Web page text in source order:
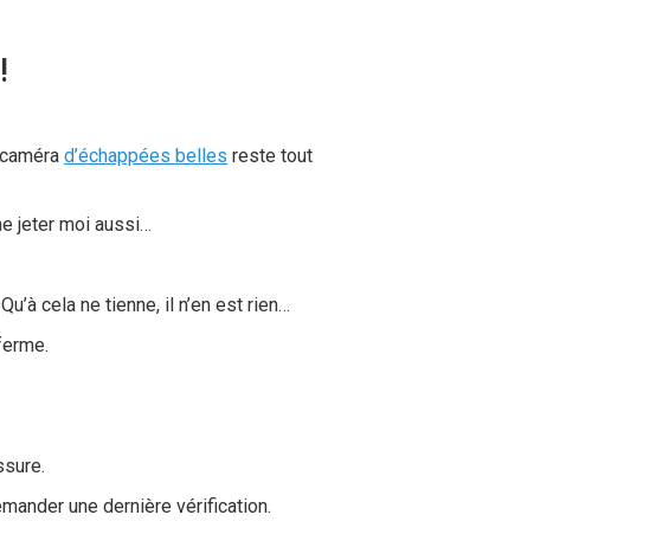
d’échappées belles reste tout
jeter moi aussi…
cela ne tienne, il n’en est rien…
une dernière vérification.